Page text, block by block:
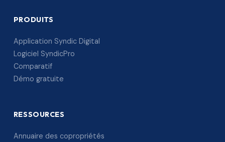
PRODUITS
Application Syndic Digital
Logiciel SyndicPro
Comparatif
Démo gratuite
RESSOURCES
Annuaire des copropriétés